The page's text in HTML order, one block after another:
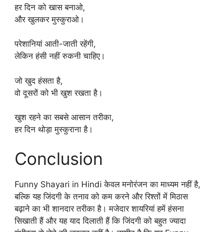
हर दिन को खास बनाओ,
और खुलकर मुस्कुराओ।
परेशानियां आती-जाती रहेंगी,
लेकिन हंसी नहीं रुकनी चाहिए।
जो खुद हंसता है,
वो दूसरों को भी खुश रखता है।
खुश रहने का सबसे आसान तरीका,
हर दिन थोड़ा मुस्कुराना है।
Conclusion
Funny Shayari in Hindi केवल मनोरंजन का माध्यम नहीं है,
बल्कि यह जिंदगी के तनाव को कम करने और रिश्तों में मिठास
बढ़ाने का भी शानदार तरीका है। मजेदार शायरियां हमें हंसना
सिखाती हैं और यह याद दिलाती हैं कि जिंदगी को बहुत ज्यादा